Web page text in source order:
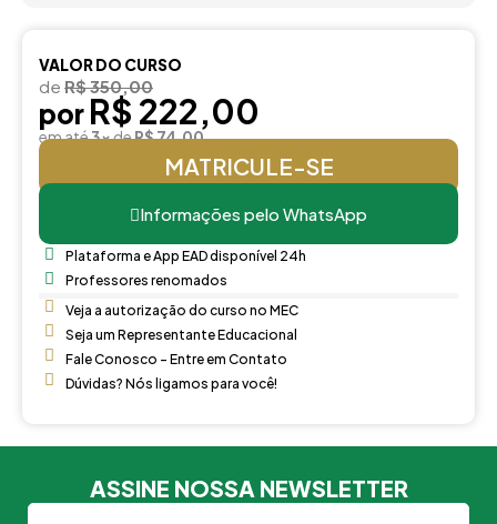
VALOR DO CURSO
de R$ 350,00
por R$ 222,00
em até3xdeR$ 74,00
MATRICULE-SE
Informações pelo WhatsApp
Plataforma e App EAD disponível 24h
Professores renomados
Veja a autorização do curso no MEC
Seja um Representante Educacional
Fale Conosco - Entre em Contato
Dúvidas? Nós ligamos para você!
ASSINE NOSSA NEWSLETTER